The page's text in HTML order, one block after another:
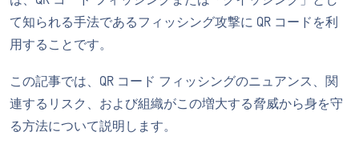
て知られる手法であるフィッシング攻撃に QR コードを利
用することです。
この記事では、QR コード フィッシングのニュアンス、関
連するリスク、および組織がこの増大する脅威から身を守
る方法について説明します。